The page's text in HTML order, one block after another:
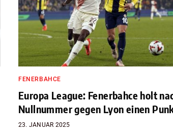
FENERBAHCE
Europa League: Fenerbahce holt
Nullnummer gegen Lyon einen
23. JANUAR 2025